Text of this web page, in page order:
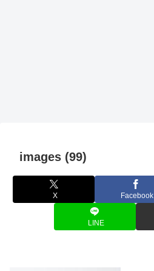
images (99)
X Facebook
LINE